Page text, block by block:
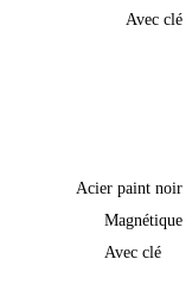
Avec clé
Acier paint noir
Magnétique
Avec clé